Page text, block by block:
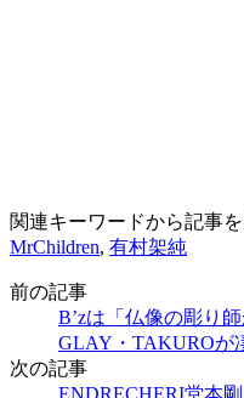
関連キーワードから記事
MrChildren, 有村架純
前の記事
B’zは「仏像の彫り
GLAY・TAKUROが
次の記事
ENDRECHERI堂本